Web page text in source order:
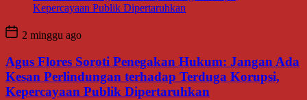
2 minggu ago
Agus Flores Soroti Penegakan Hukum: Jangan Ada
Kesan Perlindungan terhadap Terduga Korupsi,
Kepercayaan Publik Dipertaruhkan